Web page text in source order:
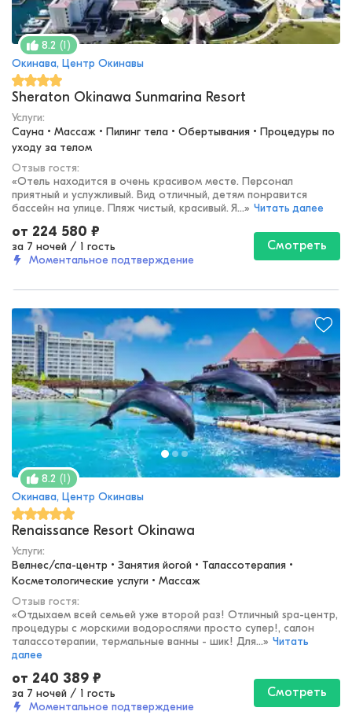
8.2 (1)
Окинава, Центр Окинавы
Sheraton Okinawa Sunmarina Resort
Услуги:
Сауна • Массаж • Пилинг тела • Обертывания • Процедуры по
уходу за телом
Отзыв гостя:
«Отель находится в очень красивом месте. Персонал
приятный и услужливый. Вид отличный, детям понравится
бассейн на улице. Пляж чистый, красивый. Я...» Читать далее
от 224 580 ₽
за 7 ночей / 1 гость
Моментальное подтверждение
Смотреть
8.2 (1)
Окинава, Центр Окинавы
Renaissance Resort Okinawa
Услуги:
Велнес/спа-центр • Занятия йогой • Талассотерапия •
Косметологические услуги • Массаж
Отзыв гостя:
«Отдыхаем всей семьей уже второй раз! Отличный spa-центр,
процедуры с морскими водорослями просто супер!, салон
талассотерапии, термальные ванны - шик! Для...» Читать
далее
от 240 389 ₽
за 7 ночей / 1 гость
Моментальное подтверждение
Смотреть